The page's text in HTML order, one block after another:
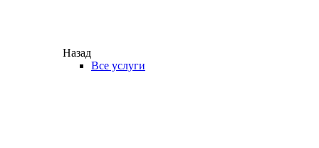
Назад
Все услуги